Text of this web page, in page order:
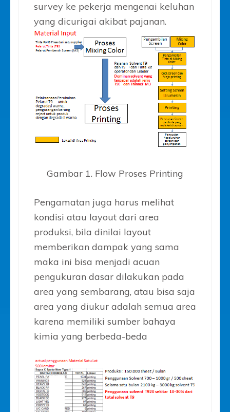
survey ke pekerja mengenai keluhan
yang dicurigai akibat pajanan.
Gambar 1. Flow Proses Printing
Pengamatan juga harus melihat
kondisi atau layout dari area
produksi, bila dinilai layout
memberikan dampak yang sama
maka ini bisa menjadi acuan
pengukuran dasar dilakukan pada
area yang sembarang, atau bisa saja
area yang diukur adalah semua area
karena memiliki sumber bahaya
kimia yang berbeda-beda